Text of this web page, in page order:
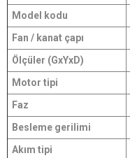
Model kodu
Fan / kanat çapı
Ölçüler (GxYxD)
Motor tipi
Faz
Besleme gerilimi
Akım tipi